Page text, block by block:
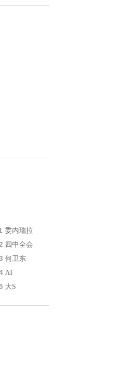
委内瑞拉
四中全会
何卫东
AI
大S